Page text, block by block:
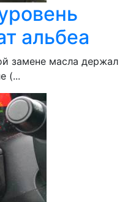
альбеа
замене масла держал
(...